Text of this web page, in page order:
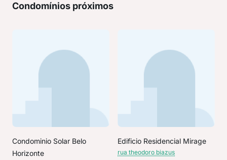
Condomínios próximos
Condominio Solar Belo
Horizonte
Edificio Residencial Mirage
rua theodoro biazus